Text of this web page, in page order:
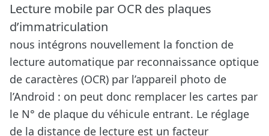
Lecture mobile par OCR des plaques
d’immatriculation
nous intégrons nouvellement la fonction de
lecture automatique par reconnaissance optique
de caractères (OCR) par l’appareil photo de
l’Android : on peut donc remplacer les cartes par
le N° de plaque du véhicule entrant. Le réglage
de la distance de lecture est un facteur